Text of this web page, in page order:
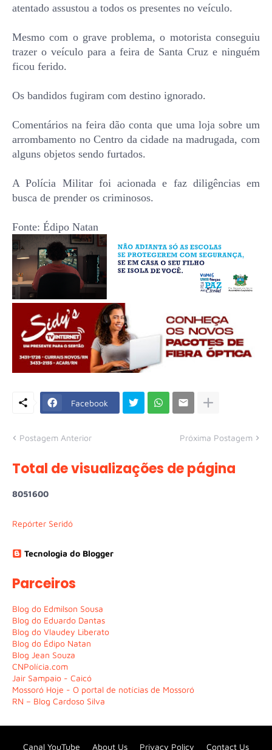
atentado assustou a todos os presentes no veículo.
Mesmo com o grave problema, o motorista conseguiu
trazer o veículo para a feira de Santa Cruz e ninguém
ficou ferido.
Os bandidos fugiram com destino ignorado.
Comentários na feira dão conta que uma loja sobre um
arrombamento no Centro da cidade na madrugada, com
alguns objetos sendo furtados.
A Polícia Militar foi acionada e faz diligências em
busca de prender os criminosos.
Fonte: Édipo Natan
Facebook
Postagem Anterior Próxima Postagem
Total de visualizações de página
8051600
Repórter Seridó
Tecnologia do Blogger
Parceiros
Blog do Edmilson Sousa
Blog do Eduardo Dantas
Blog do Vlaudey Liberato
Blog do Édipo Natan
Blog Jean Souza
CNPolícia.com
Jair Sampaio - Caicó
Mossoró Hoje - O portal de notícias de Mossoró
RN – Blog Cardoso Silva
Canal YouTube About Us Privacy Policy Contact Us